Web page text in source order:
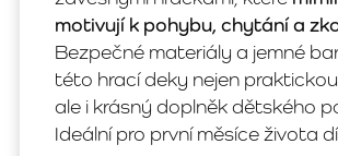
motivují k pohybu, chytání a
Bezpečné materiály a jemné
této hrací deky nejen
ale i krásný doplněk dětského
Ideální pro první měsíce života